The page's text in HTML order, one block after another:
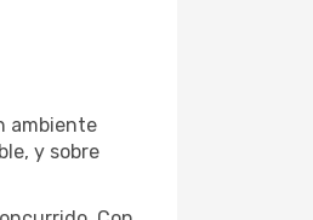
ambiente
y sobre